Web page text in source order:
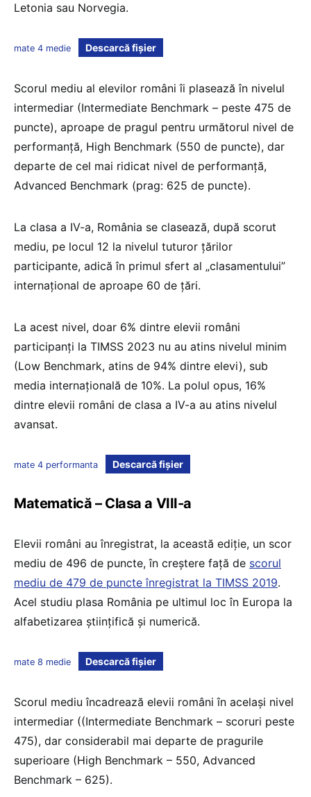
Letonia sau Norvegia.
mate 4 medie Descarcă fișier
Scorul mediu al elevilor români îi plasează în nivelul
intermediar (Intermediate Benchmark – peste 475 de
puncte), aproape de pragul pentru următorul nivel de
performanță, High Benchmark (550 de puncte), dar
departe de cel mai ridicat nivel de performanță,
Advanced Benchmark (prag: 625 de puncte).
La clasa a IV-a, România se clasează, după scorut
mediu, pe locul 12 la nivelul tuturor țărilor
participante, adică în primul sfert al „clasamentului”
internațional de aproape 60 de țări.
La acest nivel, doar 6% dintre elevii români
participanți la TIMSS 2023 nu au atins nivelul minim
(Low Benchmark, atins de 94% dintre elevi), sub
media internațională de 10%. La polul opus, 16%
dintre elevii români de clasa a IV-a au atins nivelul
avansat.
mate 4 performanta Descarcă fișier
Matematică – Clasa a VIII-a
Elevii români au înregistrat, la această ediție, un scor
mediu de 496 de puncte, în creștere față de scorul
mediu de 479 de puncte înregistrat la TIMSS 2019.
Acel studiu plasa România pe ultimul loc în Europa la
alfabetizarea științifică și numerică.
mate 8 medie Descarcă fișier
Scorul mediu încadrează elevii români în același nivel
intermediar ((Intermediate Benchmark – scoruri peste
475), dar considerabil mai departe de pragurile
superioare (High Benchmark – 550, Advanced
Benchmark – 625).